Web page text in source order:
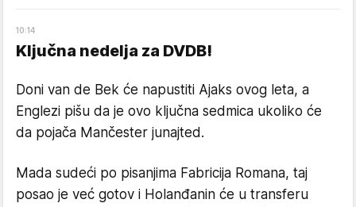
10:14
Ključna nedelja za DVDB!
Doni van de Bek će napustiti Ajaks ovog leta, a
Englezi pišu da je ovo ključna sedmica ukoliko će
da pojača Mančester junajted.
Mada sudeći po pisanjima Fabricija Romana, taj
posao je već gotov i Holanđanin će u transferu